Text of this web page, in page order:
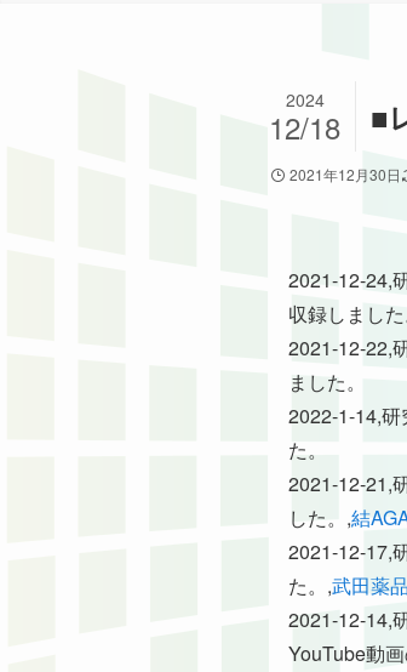
■
2024
12/18
2021年12月30日
2021-12-24,
収録しました
2021-12-22,
ました。
2022-1-14,
た。
2021-12-21,
した。,結
2021-12-17,
た。,武田薬
2021-12-14,
YouTube動